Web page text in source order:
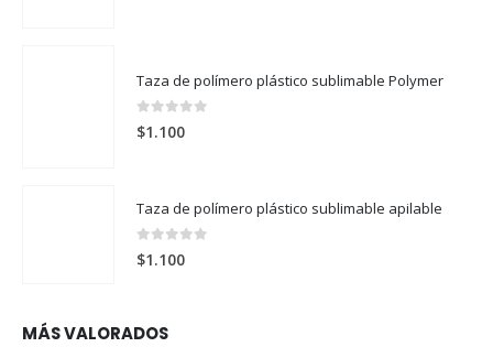
Taza de polímero plástico sublimable Polymer
0 out of 5
$1.100
Taza de polímero plástico sublimable apilable
0
$1.100
MÁS VALORADOS